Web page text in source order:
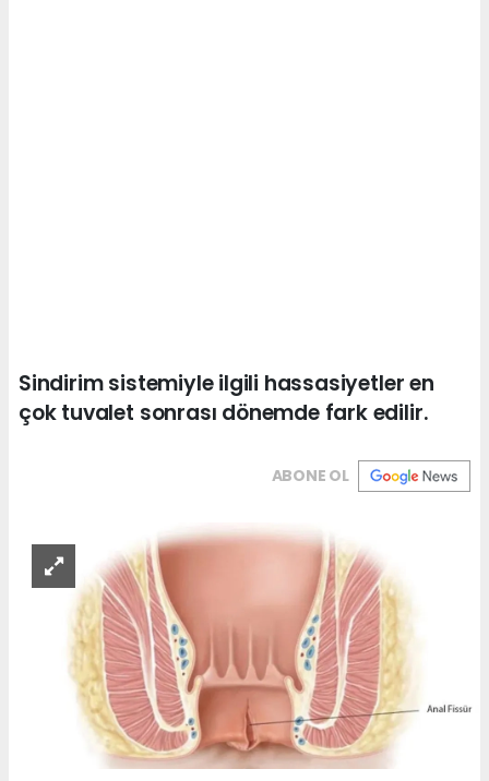
Sindirim sistemiyle ilgili hassasiyetler en
çok tuvalet sonrası dönemde fark edilir.
ABONE OL